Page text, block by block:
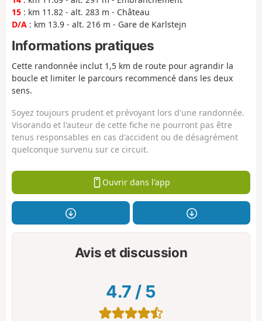
15 : km 11.82 - alt. 283 m - Château
D/A : km 13.9 - alt. 216 m - Gare de Karlstejn
Informations pratiques
Cette randonnée inclut 1,5 km de route pour agrandir la
boucle et limiter le parcours recommencé dans les deux
sens.
Soyez toujours prudent et prévoyant lors d'une randonnée.
Visorando et l'auteur de cette fiche ne pourront pas être
tenus responsables en cas d'accident ou de désagrément
quelconque survenu sur ce circuit.
Ouvrir dans l'app
Avis et discussion
4.7 / 5